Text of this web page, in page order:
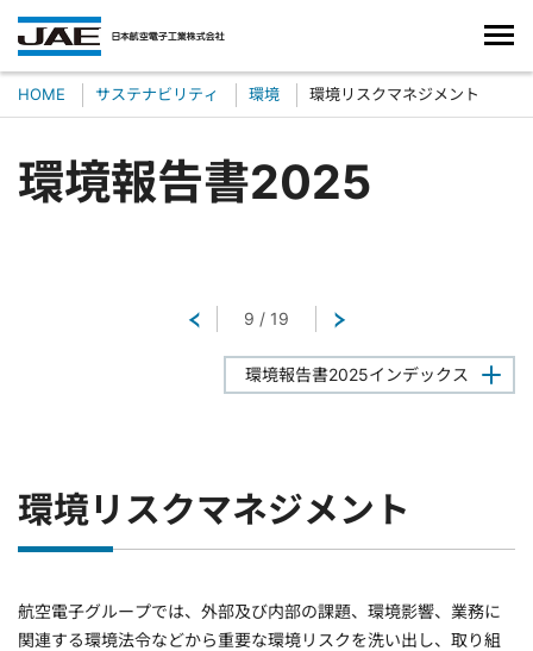
HOME サステナビリティ 環境 環境リスクマネジメント
環境報告書2025
戻る9 / 19
環境報告書2025インデックス
環境リスクマネジメント
航空電子グループでは、外部及び内部の課題、環境影響、業務に
関連する環境法令などから重要な環境リスクを洗い出し、取り組